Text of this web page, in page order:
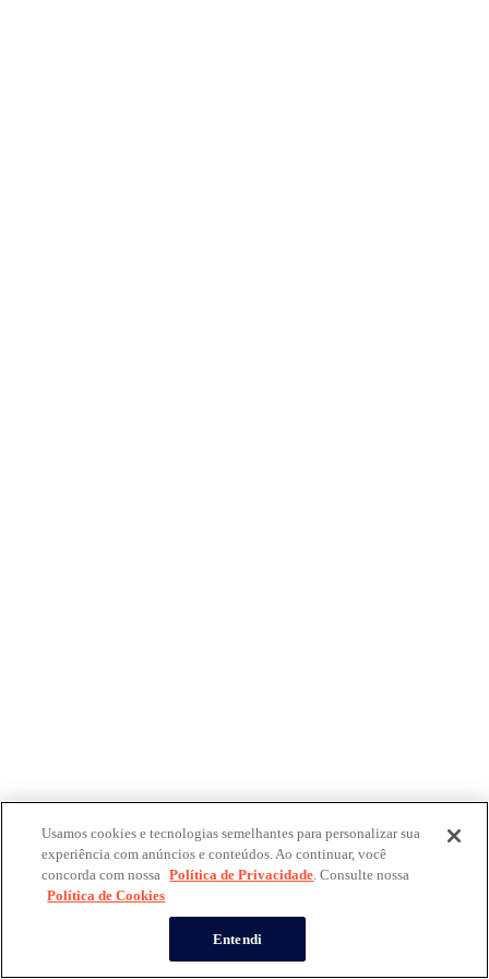
Usamos cookies e tecnologias semelhantes para personalizar sua
experiência com anúncios e conteúdos. Ao continuar, você
concorda com nossa Política de Privacidade. Consulte nossa
Política de Cookies
Entendi